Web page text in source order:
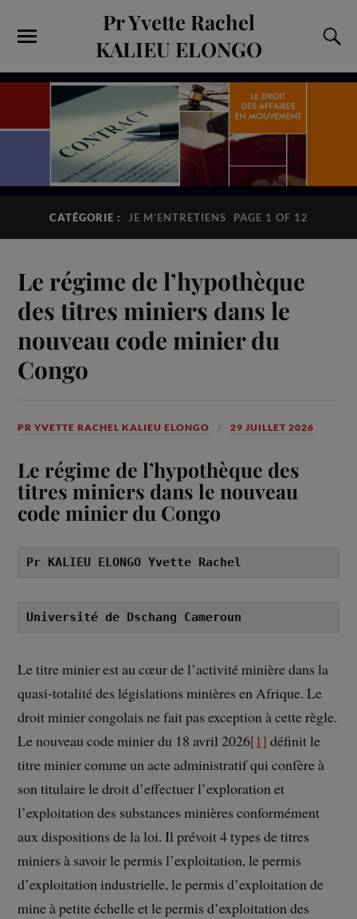
Pr Yvette Rachel
KALIEU ELONGO
CATÉGORIE : JE M’ENTRETIENS PAGE 1 OF 12
Le régime de l’hypothèque
des titres miniers dans le
nouveau code minier du
Congo
PR YVETTE RACHEL KALIEU ELONGO 29 JUILLET 2026
Le régime de l’hypothèque des
titres miniers dans le nouveau
code minier du Congo
Pr KALIEU ELONGO Yvette Rachel
Université de Dschang Cameroun
Le titre minier est au cœur de l’activité minière dans la
quasi-totalité des législations minières en Afrique. Le
droit minier congolais ne fait pas exception à cette règle.
Le nouveau code minier du 18 avril 2026[1] définit le
titre minier comme un acte administratif qui confère à
son titulaire le droit d’effectuer l’exploration et
l’exploitation des substances minières conformément
aux dispositions de la loi. Il prévoit 4 types de titres
miniers à savoir le permis l’exploitation, le permis
d’exploitation industrielle, le permis d’exploitation de
mine à petite échelle et le permis d’exploitation des